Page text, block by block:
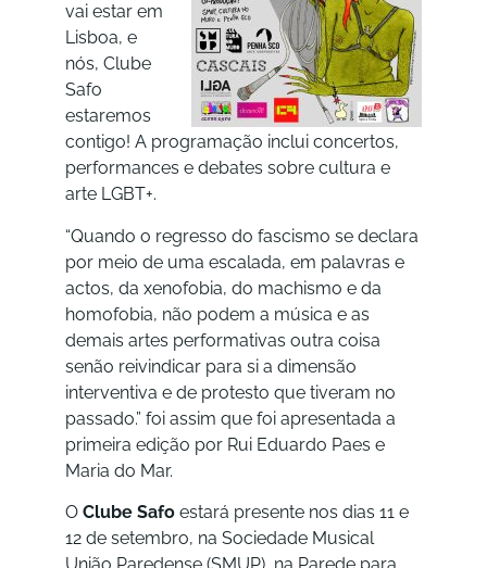
vai estar em
Lisboa, e
nós, Clube
Safo
estaremos
contigo! A programação inclui concertos,
performances e debates sobre cultura e
arte LGBT+.
“Quando o regresso do fascismo se declara
por meio de uma escalada, em palavras e
actos, da xenofobia, do machismo e da
homofobia, não podem a música e as
demais artes performativas outra coisa
senão reivindicar para si a dimensão
interventiva e de protesto que tiveram no
passado.” foi assim que foi apresentada a
primeira edição por Rui Eduardo Paes e
Maria do Mar.
O Clube Safo estará presente nos dias 11 e
12 de setembro, na Sociedade Musical